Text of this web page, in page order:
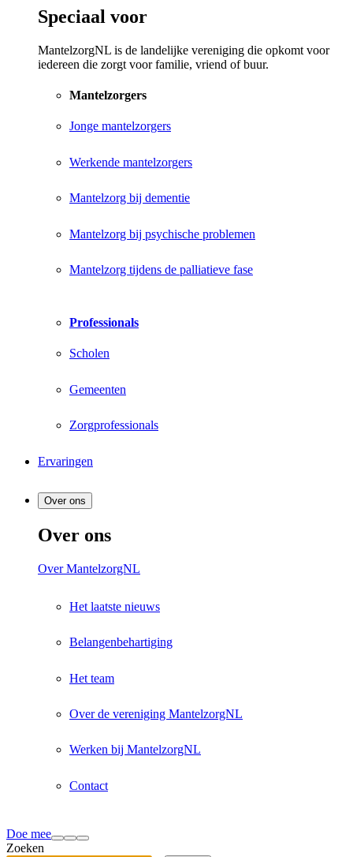
Speciaal voor
MantelzorgNL is de landelijke vereniging die opkomt voor
iedereen die zorgt voor familie, vriend of buur.
Mantelzorgers
Jonge mantelzorgers
Werkende mantelzorgers
Mantelzorg bij dementie
Mantelzorg bij psychische problemen
Mantelzorg tijdens de palliatieve fase
Professionals
Scholen
Gemeenten
Zorgprofessionals
Ervaringen
Over ons
Over ons
Over MantelzorgNL
Het laatste nieuws
Belangenbehartiging
Het team
Over de vereniging MantelzorgNL
Werken bij MantelzorgNL
Contact
Doe mee
Zoeken